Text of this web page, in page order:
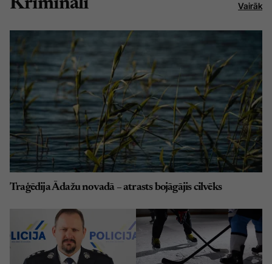
Vairāk
Traģēdija Ādažu novadā – atrasts bojāgājis cilvēks